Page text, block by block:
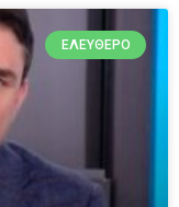
ΕΛΕΎΘΕΡΟ